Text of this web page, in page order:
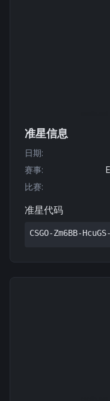
准星信息
日期:
赛事:
比赛:
准星代码
CSGO-Zm6BB-